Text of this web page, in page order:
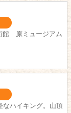
館 原ミュージアム
なハイキング。山頂